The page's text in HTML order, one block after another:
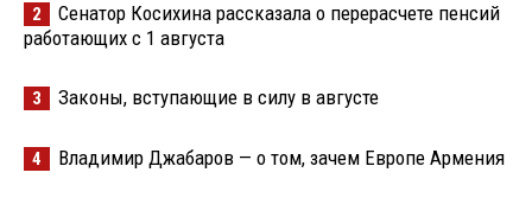
2
Сенатор Косихина рассказала о перерасчете пенсий
работающих с 1 августа
3 Законы, вступающие в силу в августе
4 Владимир Джабаров — о том, зачем Европе Армения